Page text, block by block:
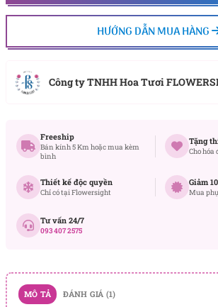
HƯỚNG DẪN MUA HÀNG
Công ty TNHH Hoa Tươi
Freeship
Bán kính 5 Km hoặc mua kèm
bình
Tặng
Cho hóa
Thiết kế độc quyền
Chỉ có tại Flowersight
Giảm
Mua
Tư vấn 24/7
093 407 2575
MÔ TẢ ĐÁNH GIÁ (1)